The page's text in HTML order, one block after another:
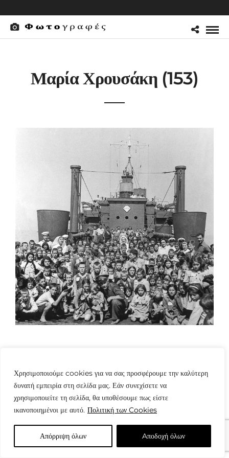
Χρησιμοποιούμε cookies για να σας προσφέρουμε την καλύτερη
δυνατή εμπειρία στη σελίδα μας. Εάν συνεχίσετε να
χρησιμοποιείτε τη σελίδα, θα υποθέσουμε πως είστε
ικανοποιημένοι με αυτό. Πολιτική των Cookies
Απόρριψη όλων Aποδοχή όλων
Μαρία Χρουσάκη (153)
© Copyright: www.fotografes.gr - Δαμιανός Μωραΐτης